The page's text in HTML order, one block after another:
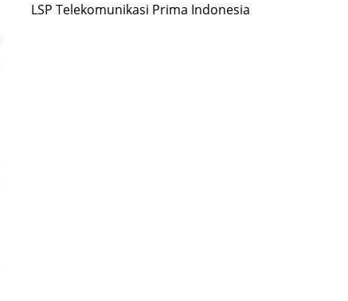
LSP Telekomunikasi Prima Indonesia